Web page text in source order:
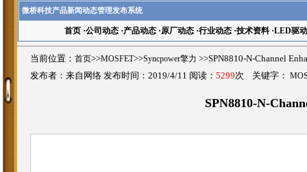
微桥科技产品新闻动态管理发布系统
首页·公司动态·产品动态·原厂动态·行业动态·技术资料·LED驱动
当前位置： 首页>>MOSFET>>Syncpower擎力 >>SPN8810-N-Channel
发布者：来自网络 发布时间：2019/4/11 阅读： 5299次 关键字：
SPN8810-N-